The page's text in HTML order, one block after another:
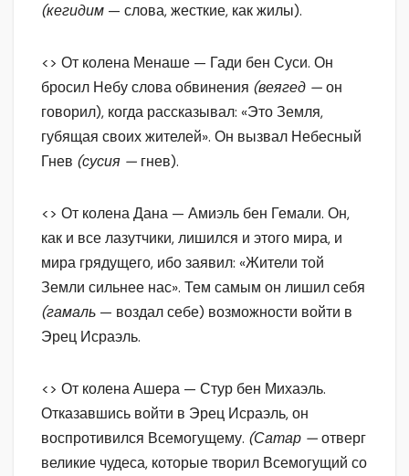
(кегидим — слова, жесткие, как жилы).
<> От колена Менаше — Гади бен Суси. Он
бросил Небу слова обвинения (веягед —он
говорил), когда рассказывал: «Это Земля,
губящая своих жителей». Он вызвал Небесный
Гнев (сусия — гнев).
<> От колена Дана — Амиэль бен Гемали. Он,
как и все лазутчики, лишился и этого мира, и
мира грядущего, ибо заявил: «Жители той
Земли сильнее нас». Тем самым он лишил себя
(гамаль — воздал себе) возможности войти в
Эрец Исраэль.
<> От колена Ашера — Стур бен Михаэль.
Отказавшись войти в Эрец Исраэль, он
воспротивился Всемогущему. (Сатар —отверг
великие чудеса, которые творил Всемогущий со